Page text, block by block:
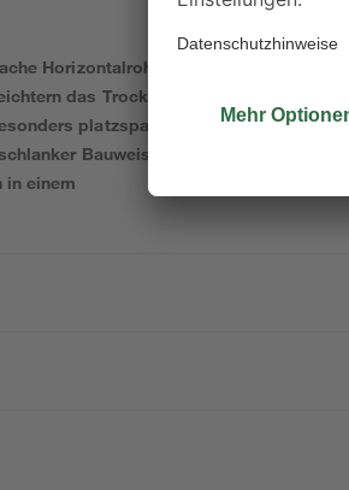
Horizontalrohre
das Trocknen
platzsparend dank geringer Tiefe
Bauweise
in einem